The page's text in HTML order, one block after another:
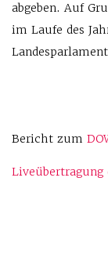
abgeben. Auf
im Laufe des
Bericht zum
Liveübertragung